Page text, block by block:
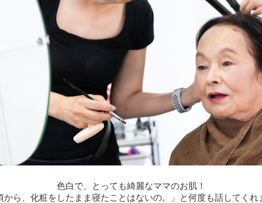
色白で、とっても綺麗なママのお肌！
から、化粧をしたまま寝たことはないの。」と何度も話してくれ